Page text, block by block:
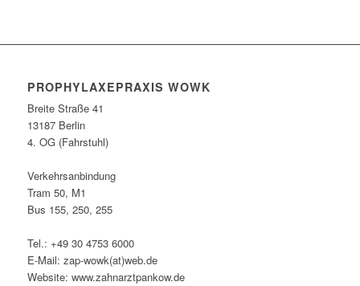
PROPHYLAXEPRAXIS WOWK
Breite Straße 41
13187 Berlin
4. OG (Fahrstuhl)
Verkehrsanbindung
Tram 50, M1
Bus 155, 250, 255
Tel.: +49 30 4753 6000
E-Mail: zap-wowk(at)web.de
Website: www.zahnarztpankow.de